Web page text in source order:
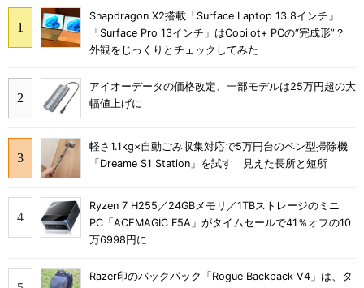
Snapdragon X2搭載「Surface Laptop 13.8インチ」
「Surface Pro 13インチ」はCopilot+ PCの“完成形”？
外観をじっくりとチェックしてみた
アイオーデータの価格改定、一部モデルは25万円超の大
幅値上げに
軽さ1.1kg×自動ごみ収集対応で5万円台のペン型掃除機
「Dreame S1 Station」を試す 見えた長所と短所
Ryzen 7 H255／24GBメモリ／1TBストレージのミニ
PC「ACEMAGIC F5A」がタイムセールで41％オフの10
万6998円に
Razer印のバックパック「Rogue Backpack V4」は、タ